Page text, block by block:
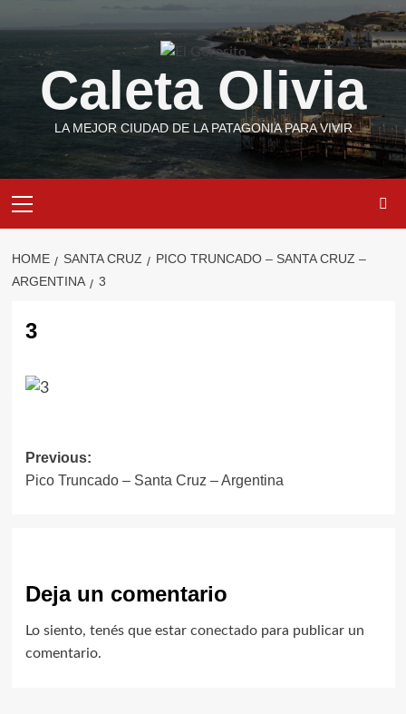
to
content
Caleta Olivia
LA MEJOR CIUDAD DE LA PATAGONIA PARA VIVIR
Menu
HOME SANTA CRUZ
PICO TRUNCADO – SANTA CRUZ –
ARGENTINA
3
3
Post
navigation
Previous:
Pico Truncado – Santa Cruz – Argentina
Deja un comentario
Lo siento, tenés que estar conectadopara publicar un
comentario.